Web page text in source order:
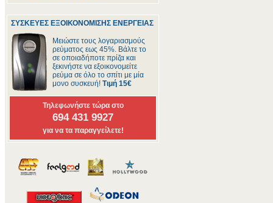
ΣΥΣΚΕΥΕΣ ΕΞΟΙΚΟΝΟΜΙΣΗΣ ΕΝΕΡΓΕΙΑΣ
Μειώστε τους λογαριασμούς
ρεύματος εως 45%. Βάλτε το
σε οποιαδήποτε πρίζα και
ξεκινήστε να εξοικονομείτε
ρεύμα σε όλο το σπίτι με μία
μονο συσκευή! Τιμή 15€
Τηλεφωνήστε τώρα στο
694 431 9927
για να τα παραγγείλετε!